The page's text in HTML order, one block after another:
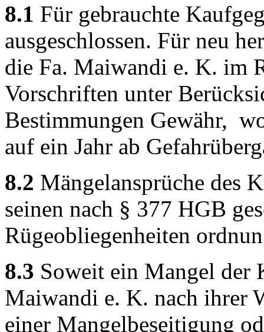
8.1 Für gebrauchte
ausgeschlossen. Für neu
die Fa. Maiwandi e. K. im
Vorschriften unter
Bestimmungen Gewähr,
auf ein Jahr ab
8.2 Mängelansprüche des
seinen nach § 377 HGB
Rügeobliegenheiten
8.3 Soweit ein Mangel der
Maiwandi e. K. nach ihrer
einer Mangelbeseitigung